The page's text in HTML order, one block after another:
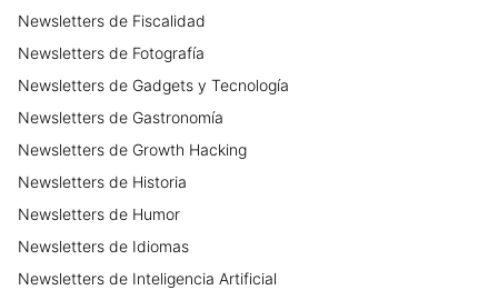
Newsletters de Fiscalidad
Newsletters de Fotografía
Newsletters de Gadgets y Tecnología
Newsletters de Gastronomía
Newsletters de Growth Hacking
Newsletters de Historia
Newsletters de Humor
Newsletters de Idiomas
Newsletters de Inteligencia Artificial